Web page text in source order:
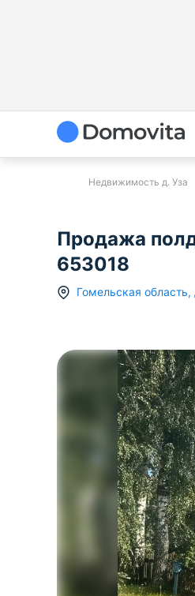
Недвижимость д. Уза
Продажа
653018
Гомельская область,